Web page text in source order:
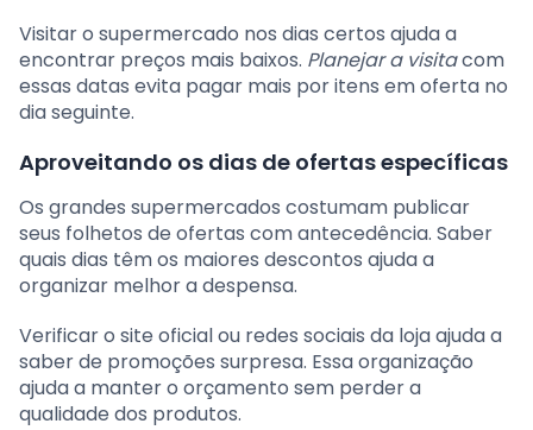
Visitar o supermercado nos dias certos ajuda a
encontrar preços mais baixos. Planejar a visitacom
essas datas evita pagar mais por itens em oferta no
dia seguinte.
Aproveitando os dias de ofertas específicas
Os grandes supermercados costumam publicar
seus folhetos de ofertas com antecedência. Saber
quais dias têm os maiores descontos ajuda a
organizar melhor a despensa.
Verificar o site oficial ou redes sociais da loja ajuda a
saber de promoções surpresa. Essa organização
ajuda a manter o orçamento sem perder a
qualidade dos produtos.